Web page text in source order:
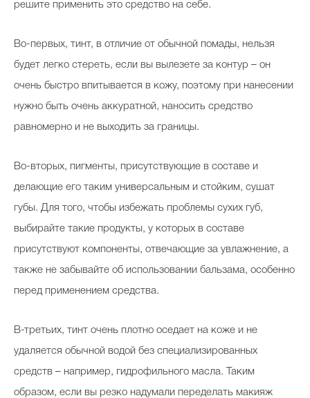
решите применить это средство на себе.
Во-первых, тинт, в отличие от обычной помады, нельзя
будет легко стереть, если вы вылезете за контур – он
очень быстро впитывается в кожу, поэтому при нанесении
нужно быть очень аккуратной, наносить средство
равномерно и не выходить за границы.
Во-вторых, пигменты, присутствующие в составе и
делающие его таким универсальным и стойким, сушат
губы. Для того, чтобы избежать проблемы сухих губ,
выбирайте такие продукты, у которых в составе
присутствуют компоненты, отвечающие за увлажнение, а
также не забывайте об использовании бальзама, особенно
перед применением средства.
В-третьих, тинт очень плотно оседает на коже и не
удаляется обычной водой без специализированных
средств – например, гидрофильного масла. Таким
образом, если вы резко надумали переделать макияж